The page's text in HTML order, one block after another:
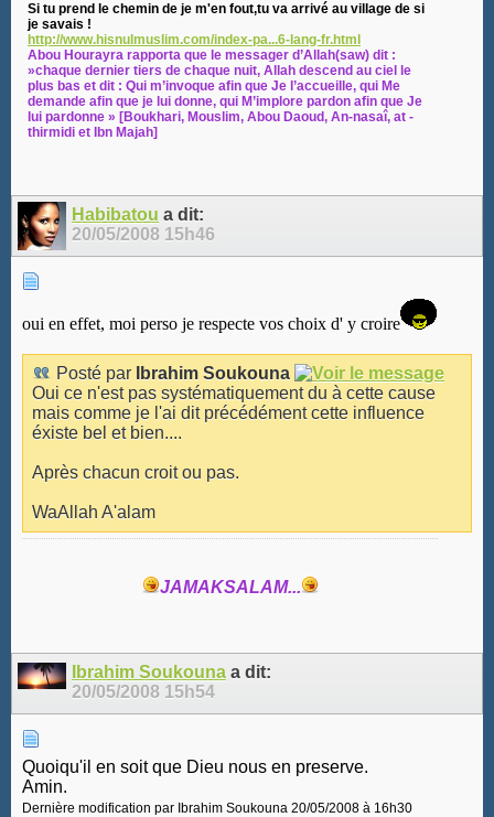
Si tu prend le chemin de je m'en fout,tu va arrivé au village de si
je savais !
http://www.hisnulmuslim.com/index-pa...6-lang-fr.html
Abou Hourayra rapporta que le messager d’Allah(saw) dit :
»chaque dernier tiers de chaque nuit, Allah descend au ciel le
plus bas et dit : Qui m’invoque afin que Je l’accueille, qui Me
demande afin que je lui donne, qui M’implore pardon afin que Je
lui pardonne » [Boukhari, Mouslim, Abou Daoud, An-nasaî, at -
thirmidi et Ibn Majah]
Habibatou a dit:
20/05/2008 15h46
oui en effet, moi perso je respecte vos choix d' y croire
Posté par
Ibrahim Soukouna
Oui ce n'est pas systématiquement du à cette cause
mais comme je l'ai dit précédément cette influence
éxiste bel et bien....
Après chacun croit ou pas.
WaAllah A'alam
JAMAKSALAM...
Ibrahim Soukouna a dit:
20/05/2008 15h54
Quoiqu'il en soit que Dieu nous en preserve.
Amin.
Dernière modification par Ibrahim Soukouna 20/05/2008 à 16h30